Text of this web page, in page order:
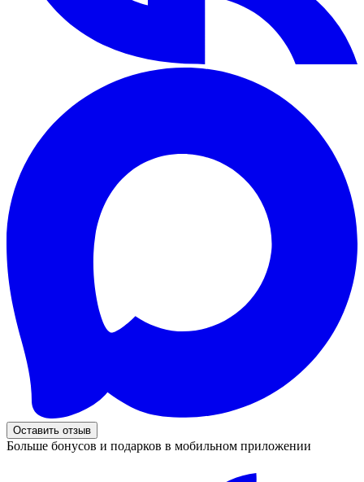
Оставить отзыв
Больше бонусов и подарков в мобильном приложении